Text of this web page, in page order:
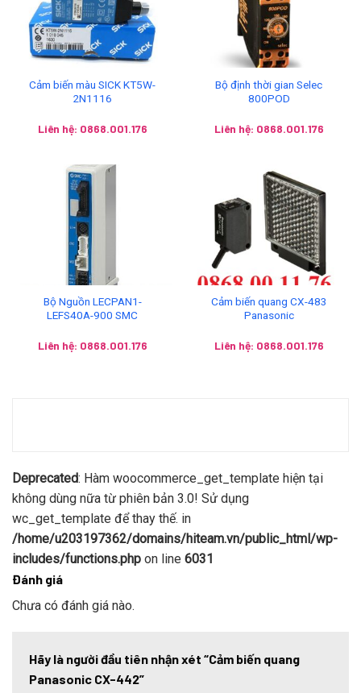
Cảm biến màu SICK KT5W-
2N1116
Liên hệ: 0868.001.176
Bộ định thời gian Selec
800POD
Liên hệ: 0868.001.176
Bộ Nguồn LECPAN1-
LEFS40A-900 SMC
Liên hệ: 0868.001.176
Cảm biến quang CX-483
Panasonic
Liên hệ: 0868.001.176
Deprecated: Hàm woocommerce_get_template hiện tại
không dùng nữa từ phiên bản 3.0! Sử dụng
wc_get_template để thay thế. in
/home/u203197362/domains/hiteam.vn/public_html/wp-
includes/functions.php on line 6031
Đánh giá
Chưa có đánh giá nào.
Hãy là người đầu tiên nhận xét “Cảm biến quang
Panasonic CX-442”